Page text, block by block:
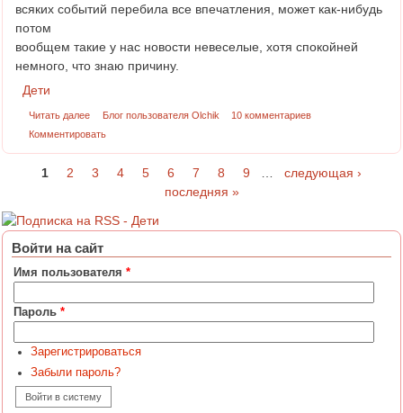
всяких событий перебила все впечатления, может как-нибудь
потом
вообщем такие у нас новости невеселые, хотя спокойней
немного, что знаю причину.
Дети
Читать далее Блог пользователя Olchik
10 комментариев
Комментировать
1 2 3 4 5 6 7 8 9
следующая ›
последняя »
Войти на сайт
Имя пользователя *
Пароль *
Зарегистрироваться
Забыли пароль?